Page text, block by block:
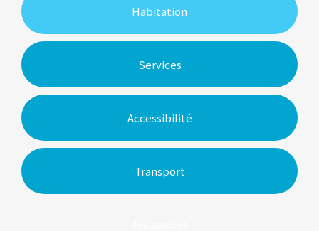
Habitation
Services
Accessibilité
Transport